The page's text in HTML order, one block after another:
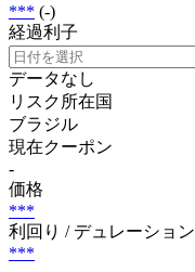
*** (-)
経過利子
データなし
リスク所在国
ブラジル
現在クーポン
-
価格
***
利回り / デュレーション
***